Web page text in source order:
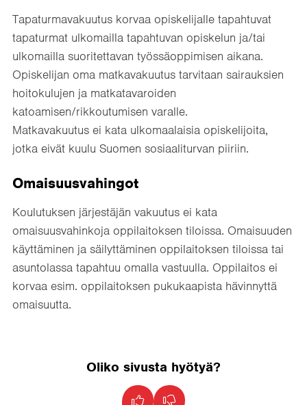
Tapaturmavakuutus korvaa opiskelijalle tapahtuvat
tapaturmat ulkomailla tapahtuvan opiskelun ja/tai
ulkomailla suoritettavan työssäoppimisen aikana.
Opiskelijan oma matkavakuutus tarvitaan sairauksien
hoitokulujen ja matkatavaroiden
katoamisen/rikkoutumisen varalle.
Matkavakuutus ei kata ulkomaalaisia opiskelijoita,
jotka eivät kuulu Suomen sosiaaliturvan piiriin.
Omaisuusvahingot
Koulutuksen järjestäjän vakuutus ei kata
omaisuusvahinkoja oppilaitoksen tiloissa. Omaisuuden
käyttäminen ja säilyttäminen oppilaitoksen tiloissa tai
asuntolassa tapahtuu omalla vastuulla. Oppilaitos ei
korvaa esim. oppilaitoksen pukukaapista hävinnyttä
omaisuutta.
Oliko sivusta hyötyä?